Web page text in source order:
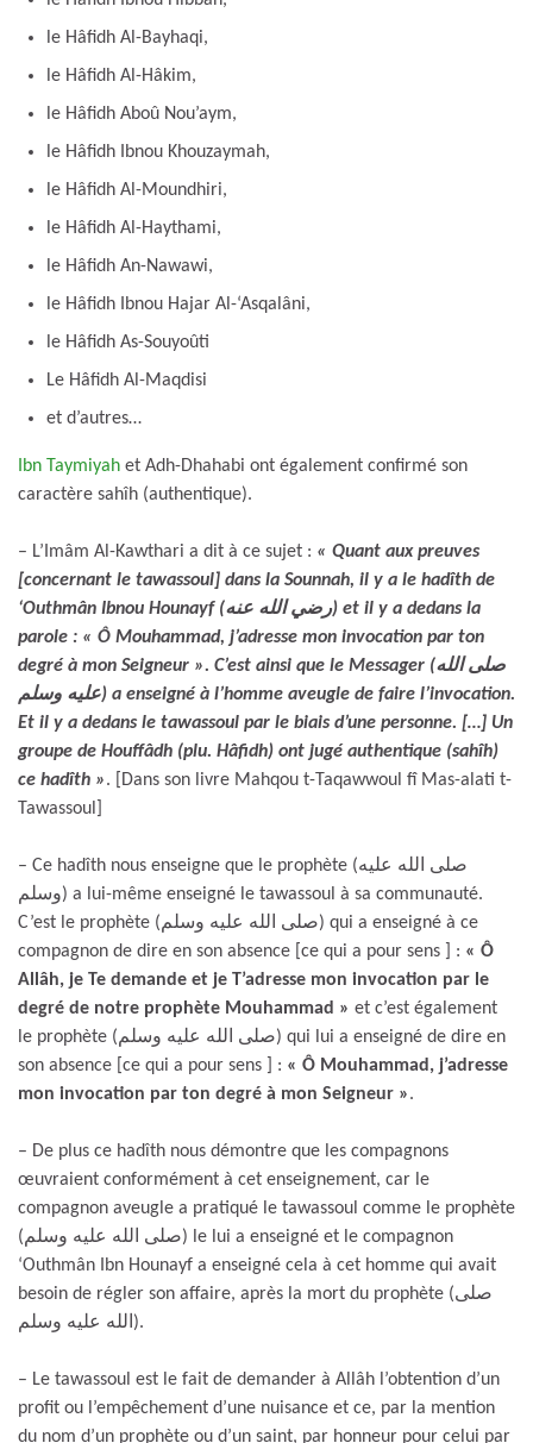
le Hâfidh Al-Bayhaqi,
le Hâfidh Al-Hâkim,
le Hâfidh Aboû Nou’aym,
le Hâfidh Ibnou Khouzaymah,
le Hâfidh Al-Moundhiri,
le Hâfidh Al-Haythami,
le Hâfidh An-Nawawi,
le Hâfidh Ibnou Hajar Al-‘Asqalâni,
le Hâfidh As-Souyoûti
Le Hâfidh Al-Maqdisi
et d’autres…
Ibn Taymiyah et Adh-Dhahabi ont également confirmé son
caractère sahîh (authentique).
– L’Imâm Al-Kawthari a dit à ce sujet : « Quant aux preuves
[concernant le tawassoul] dans la Sounnah, il y a le hadîth de
‘Outhmân Ibnou Hounayf (رضي الله عنه) et il y a dedans la
parole : « Ô Mouhammad, j’adresse mon invocation par ton
degré à mon Seigneur ». C’est ainsi que le Messager (صلى الله
عليه وسلم) a enseigné à l’homme aveugle de faire l’invocation.
Et il y a dedans le tawassoul par le biais d’une personne. […] Un
groupe de Houffâdh (plu. Hâfidh) ont jugé authentique (sahîh)
ce hadîth ». [Dans son livre Mahqou t-Taqawwoul fî Mas-alati t-
Tawassoul]
– Ce hadîth nous enseigne que le prophète (صلى الله عليه
وسلم) a lui-même enseigné le tawassoul à sa communauté.
C’est le prophète (صلى الله عليه وسلم) qui a enseigné à ce
compagnon de dire en son absence [ce qui a pour sens ] : « Ô
Allâh, je Te demande et je T’adresse mon invocation par le
degré de notre prophète Mouhammad » et c’est également
le prophète (صلى الله عليه وسلم) qui lui a enseigné de dire en
son absence [ce qui a pour sens ] : « Ô Mouhammad, j’adresse
mon invocation par ton degré à mon Seigneur ».
– De plus ce hadîth nous démontre que les compagnons
œuvraient conformément à cet enseignement, car le
compagnon aveugle a pratiqué le tawassoul comme le prophète
(صلى الله عليه وسلم) le lui a enseigné et le compagnon
‘Outhmân Ibn Hounayf a enseigné cela à cet homme qui avait
besoin de régler son affaire, après la mort du prophète (صلى
الله عليه وسلم).
– Le tawassoul est le fait de demander à Allâh l’obtention d’un
profit ou l’empêchement d’une nuisance et ce, par la mention
du nom d’un prophète ou d’un saint, par honneur pour celui par